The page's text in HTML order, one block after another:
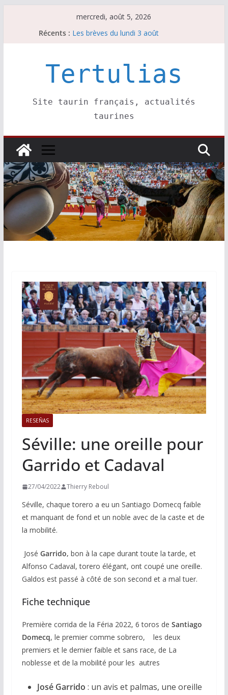
mercredi, août 5, 2026
Récents : Les brèves du lundi 3 août
Les brèves du mardi 4 août
La Sokamuturra de Pasai Donibane
Tertulias
Site taurin français, actualités
taurines
RESEÑAS
Séville: une oreille pour
Garrido et Cadaval
27/04/2022 Thierry Reboul
Séville, chaque torero a eu un Santiago Domecq faible
et manquant de fond et un noble avec de la caste et de
la mobilité.
José Garrido, bon à la cape durant toute la tarde, et
Alfonso Cadaval, torero élégant, ont coupé une oreille.
Galdos est passé à côté de son second et a mal tuer.
Fiche technique
Première corrida de la Féria 2022, 6 toros de Santiago
Domecq, le premier comme sobrero, les deux
premiers et le dernier faible et sans race, de La
noblesse et de la mobilité pour les autres
José Garrido : un avis et palmas, une oreille